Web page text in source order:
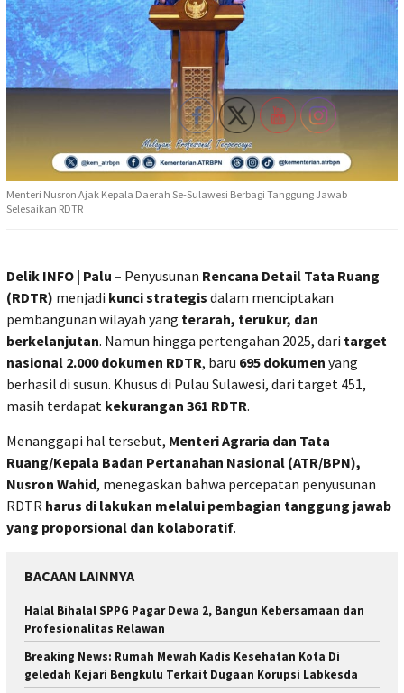
Menteri Nusron Ajak Kepala Daerah Se-Sulawesi Berbagi Tanggung Jawab
Selesaikan RDTR
Delik INFO | Palu – Penyusunan Rencana Detail Tata Ruang
(RDTR) menjadi kunci strategis dalam menciptakan
pembangunan wilayah yang terarah, terukur, dan
berkelanjutan. Namun hingga pertengahan 2025, dari target
nasional 2.000 dokumen RDTR, baru 695 dokumen yang
berhasil di susun. Khusus di Pulau Sulawesi, dari target 451,
masih terdapat kekurangan 361 RDTR.
Menanggapi hal tersebut, Menteri Agraria dan Tata
Ruang/Kepala Badan Pertanahan Nasional (ATR/BPN),
Nusron Wahid, menegaskan bahwa percepatan penyusunan
RDTR harus di lakukan melalui pembagian tanggung jawab
yang proporsional dan kolaboratif.
BACAAN LAINNYA
Halal Bihalal SPPG Pagar Dewa 2, Bangun Kebersamaan dan
Profesionalitas Relawan
Breaking News: Rumah Mewah Kadis Kesehatan Kota Di
geledah Kejari Bengkulu Terkait Dugaan Korupsi Labkesda